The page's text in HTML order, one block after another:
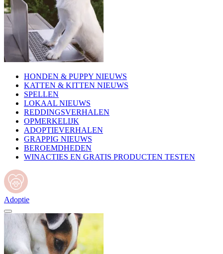
HONDEN & PUPPY NIEUWS
KATTEN & KITTEN NIEUWS
SPELLEN
LOKAAL NIEUWS
REDDINGSVERHALEN
OPMERKELIJK
ADOPTIEVERHALEN
GRAPPIG NIEUWS
BEROEMDHEDEN
WINACTIES EN GRATIS PRODUCTEN TESTEN
Adoptie